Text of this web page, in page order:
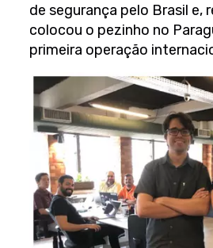
de segurança pelo Brasil e,
colocou o pezinho no
primeira operação